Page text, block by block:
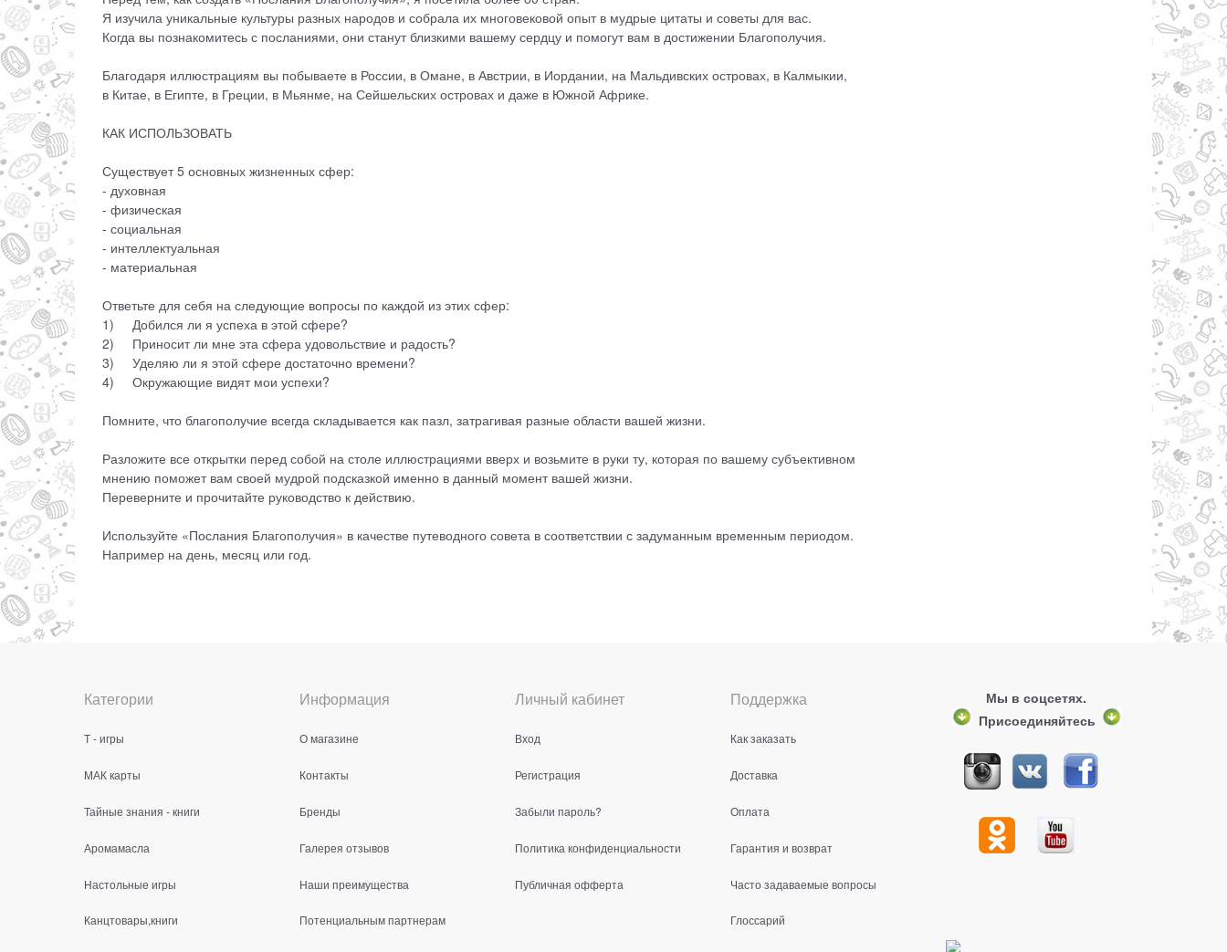
Я изучила уникальные культуры разных народов и собрала их многовековой опыт в мудрые цитаты и советы для вас.
Когда вы познакомитесь с посланиями, они станут близкими вашему сердцу и помогут вам в достижении Благополучия.
Благодаря иллюстрациям вы побываете в России, в Омане, в Австрии, в Иордании, на Мальдивских островах, в Калмыкии,
в Китае, в Египте, в Греции, в Мьянме, на Сейшельских островах и даже в Южной Африке.
КАК ИСПОЛЬЗОВАТЬ
Существует 5 основных жизненных сфер:
- духовная
- физическая
- социальная
- интеллектуальная
- материальная
Ответьте для себя на следующие вопросы по каждой из этих сфер:
1) Добился ли я успеха в этой сфере?
2) Приносит ли мне эта сфера удовольствие и радость?
3) Уделяю ли я этой сфере достаточно времени?
4) Окружающие видят мои успехи?
Помните, что благополучие всегда складывается как пазл, затрагивая разные области вашей жизни.
Разложите все открытки перед собой на столе иллюстрациями вверх и возьмите в руки ту, которая по вашему субъективном
мнению поможет вам своей мудрой подсказкой именно в данный момент вашей жизни.
Переверните и прочитайте руководство к действию.
Используйте «Послания Благополучия» в качестве путеводного совета в соответствии с задуманным временным периодом.
Например на день, месяц или год.
Категории
Т - игры
МАК карты
Тайные знания - книги
Аромамасла
Настольные игры
Канцтовары,книги
Информация
О магазине
Контакты
Бренды
Галерея отзывов
Наши преимущества
Потенциальным партнерам
Личный кабинет
Вход
Регистрация
Забыли пароль?
Политика конфиденциальности
Публичная офферта
Поддержка
Как заказать
Доставка
Оплата
Гарантия и возврат
Часто задаваемые вопросы
Глоссарий
Мы в соцсетях.
Присоединяйтесь